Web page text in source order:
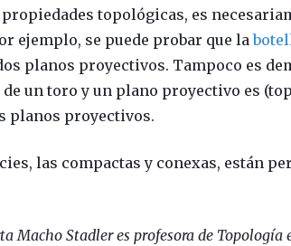
topológicas, es
ejemplo, se puede probar que la
planos proyectivos. Tampoco es
de un toro y un plano proyectivo es
planos proyectivos.
las compactas y conexas, están
Macho Stadler es profesora de Topología